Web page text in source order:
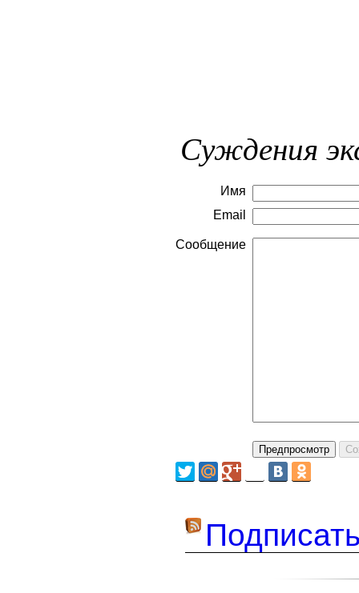
Суждения
Имя
Email
Сообщение